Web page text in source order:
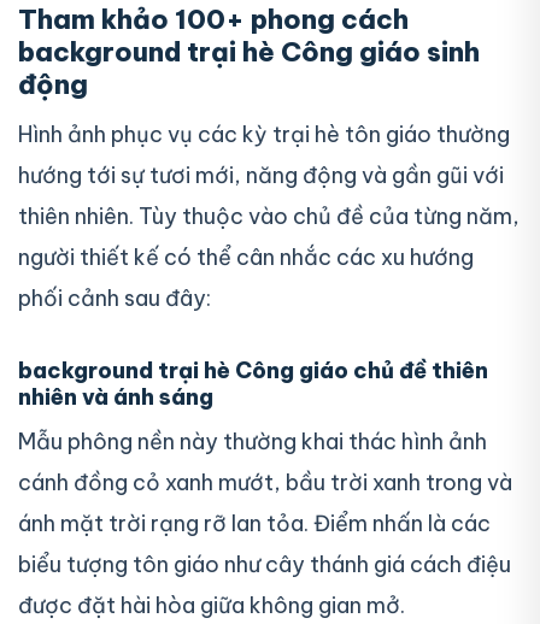
Tham khảo 100+ phong cách
background trại hè Công giáo sinh
động
Hình ảnh phục vụ các kỳ trại hè tôn giáo thường
hướng tới sự tươi mới, năng động và gần gũi với
thiên nhiên. Tùy thuộc vào chủ đề của từng năm,
người thiết kế có thể cân nhắc các xu hướng
phối cảnh sau đây:
background trại hè Công giáo chủ đề thiên
nhiên và ánh sáng
Mẫu phông nền này thường khai thác hình ảnh
cánh đồng cỏ xanh mướt, bầu trời xanh trong và
ánh mặt trời rạng rỡ lan tỏa. Điểm nhấn là các
biểu tượng tôn giáo như cây thánh giá cách điệu
được đặt hài hòa giữa không gian mở.